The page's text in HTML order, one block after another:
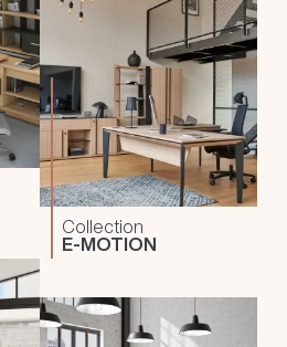
Collection
E-MOTION